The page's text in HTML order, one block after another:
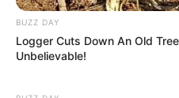
BUZZ DAY
Logger Cuts Down An Old
Unbelievable!